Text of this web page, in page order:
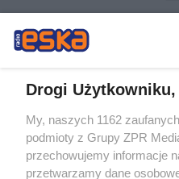
Żaden utwór zamieszczony w
rozpowszechniany lub dalej
tym także elektroniczny lub
eksploatacji w jakiejkolwiek formie,
bez pisemnej zgody właściciela
Drogi Użytkowniku,
My, naszych 1162
podmioty z Grupy ZPR
przechowujemy informacje
przetwarzamy dane